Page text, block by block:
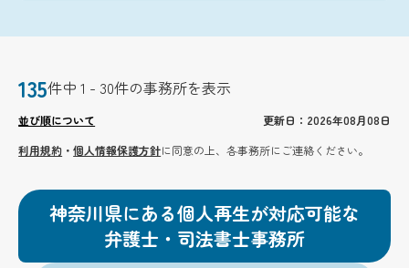
135件中 1 - 30件の事務所を表示
並び順について
更新日：2026年08月08日
利用規約 ・個人情報保護方針に同意の上、各事務所にご連絡ください。
神奈川県にある個人再生が対応可能な
弁護士・司法書士事務所